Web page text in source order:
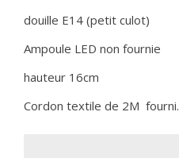
douille E14 (petit culot)
Ampoule LED non fournie
hauteur 16cm
Cordon textile de 2M fourni.